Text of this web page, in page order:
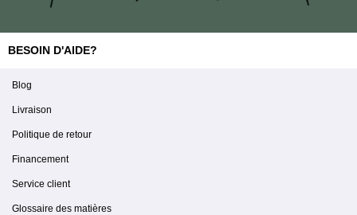
BESOIN D'AIDE?
Blog
Livraison
Politique de retour
Financement
Service client
Glossaire des matières